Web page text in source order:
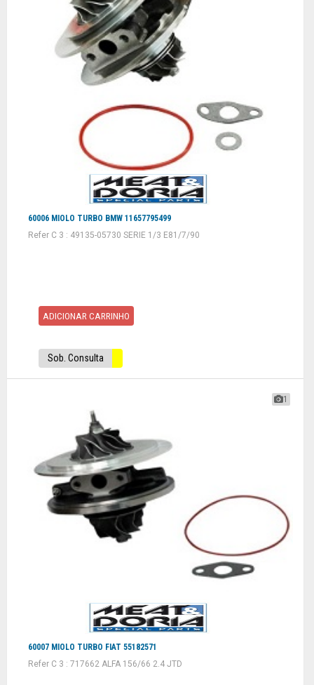
60006 MIOLO TURBO BMW 11657795499
Refer C 3 : 49135-05730 SERIE 1/3 E81/7/90
ADICIONAR CARRINHO
Sob. Consulta
1
60007 MIOLO TURBO FIAT 55182571
Refer C 3 : 717662 ALFA 156/66 2.4 JTD